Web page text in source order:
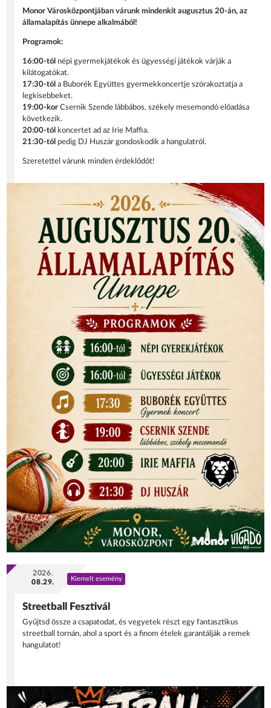
Monor Városközpontjában várunk mindenkit augusztus 20-án, az
államalapítás ünnepe alkalmából!
Programok:
16:00-tól népi gyermekjátékok és ügyességi játékok várják a
kilátogatókat.
17:30-tól a Buborék Együttes gyermekkoncertje szórakoztatja a
legkisebbeket.
19:00-korCsernik Szende lábbábos, székely mesemondó előadása
következik.
20:00-tól
koncertet ad az Irie Maffia.
21:30-tól pedig DJ Huszár gondoskodik a hangulatról.
Szeretettel várunk minden érdeklődőt!
2026.
08.29.
Kiemelt esemény
Streetball Fesztivál
Gyűjtsd össze a csapatodat, és vegyetek részt egy fantasztikus
streetball tornán, ahol a sport és a finom ételek garantálják a remek
hangulatot!